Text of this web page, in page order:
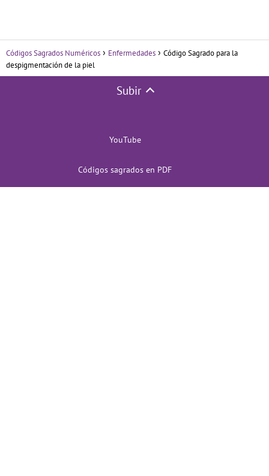
Códigos Sagrados Numéricos Enfermedades
Código Sagrado para la
despigmentación de la piel
Subir
YouTube
Códigos sagrados en PDF